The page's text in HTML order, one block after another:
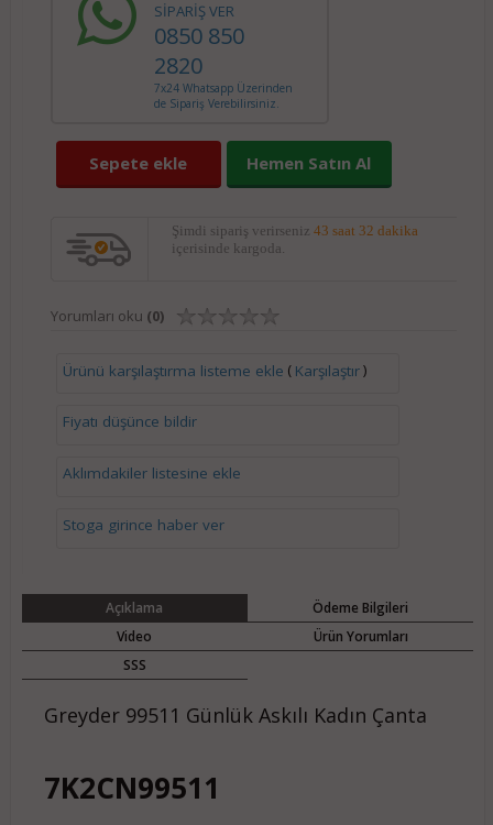
SİPARİŞ VER
0850 850
2820
7x24 Whatsapp Üzerinden
de Sipariş Verebilirsiniz.
Sepete ekle Hemen Satın Al
Şimdi sipariş verirseniz 43 saat 32 dakika
içerisinde kargoda.
Yorumları oku (0)
Ürünü karşılaştırma listeme ekle ( Karşılaştır)
Fiyatı düşünce bildir
Aklımdakiler listesine ekle
Stoga girince haber ver
Açıklama
Ödeme Bilgileri
Video
Ürün Yorumları
SSS
Greyder 99511 Günlük Askılı Kadın Çanta
7K2CN99511